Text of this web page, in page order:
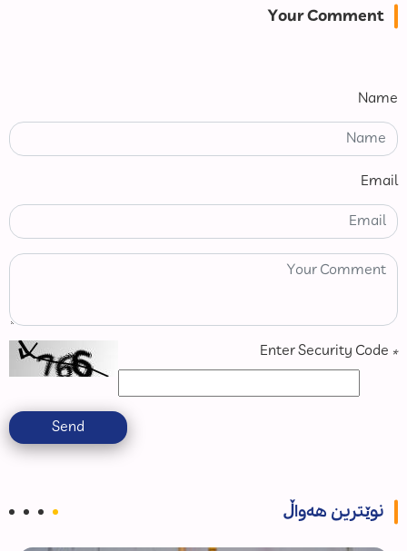
Your Comment
Name
Email
*
Send
نوێترین هەواڵ